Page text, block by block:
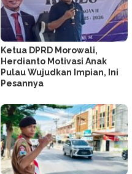
Ketua DPRD Morowali,
Herdianto Motivasi Anak
Pulau Wujudkan Impian, Ini
Pesannya